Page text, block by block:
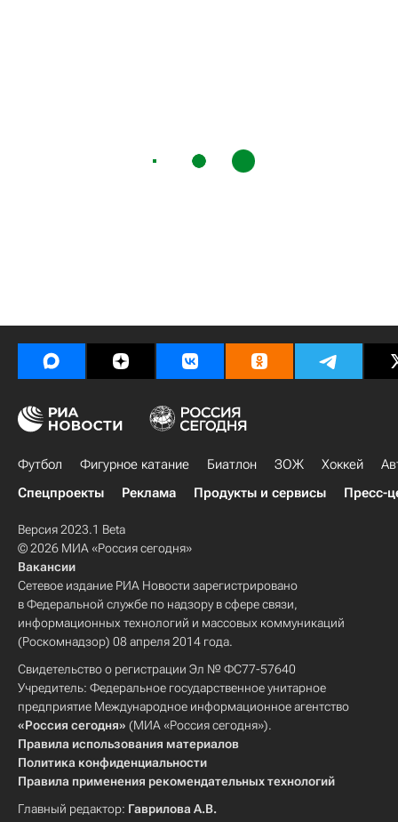
Футбол Фигурное катание Биатлон ЗОЖ Хоккей
Спецпроекты
Реклама Продукты и сервисы Пресс-
Версия 2023.1 Beta
© 2026 МИА «Россия сегодня»
Вакансии
Сетевое издание РИА Новости зарегистрировано
в Федеральной службе по надзору в сфере связи,
информационных технологий и массовых коммуникаций
(Роскомнадзор) 08 апреля 2014 года.
Свидетельство о регистрации Эл № ФС77-57640
Учредитель: Федеральное государственное унитарное
предприятие Международное информационное агентство
«Россия сегодня» (МИА «Россия сегодня»).
Правила использования материалов
Политика конфиденциальности
Правила применения рекомендательных технологий
Главный редактор: Гаврилова А.В.